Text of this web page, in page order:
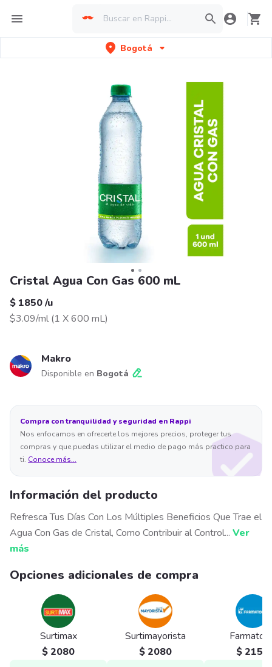
Bogotá
Cristal Agua Con Gas 600 mL
$ 1850/u
$3.09/ml (1 X 600 mL)
Makro
Disponible en Bogotá
Compra con tranquilidad y seguridad en Rappi
Nos enfocamos en ofrecerte los mejores precios, proteger tus
compras y que puedas utilizar el medio de pago más practico para
ti. Conoce más...
Información del producto
Refresca Tus Días Con Los Múltiples Beneficios Que Trae el
Agua Con Gas de Cristal, Como Contribuir al Control... Ver
más
Opciones adicionales de compra
Surtimax
$ 2080
Surtimayorista
$ 2080
$ 2150